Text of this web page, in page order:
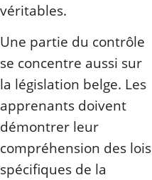
véritables.
Une partie du contrôle
se concentre aussi sur
la législation belge. Les
apprenants doivent
démontrer leur
compréhension des lois
spécifiques de la